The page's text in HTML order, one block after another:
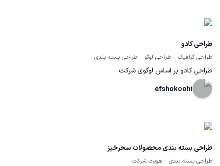
طرح ها رو به سبک دودل آرت و گاها وکتور انجام میدم.
طراحی کادو
طراحی گرافیک طراحی لوگو طراحی بسته بندی
طراحی کادو بر اساس لوگوی شرکت
efshokoohi
طراحی بسته بندی محصولات سحرخیز
طراحی بسته بندی هویت شرکت